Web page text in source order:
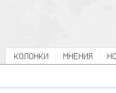
КОЛОНКИ МНЕНИЯ